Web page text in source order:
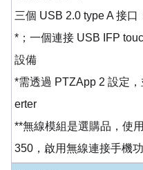
三個 USB 2.0 type A 接
*；一個連接 USB IFP
設備
*需透過 PTZApp 2 設定
erter
**無線模組是選購品，使
350，啟用無線連接手機